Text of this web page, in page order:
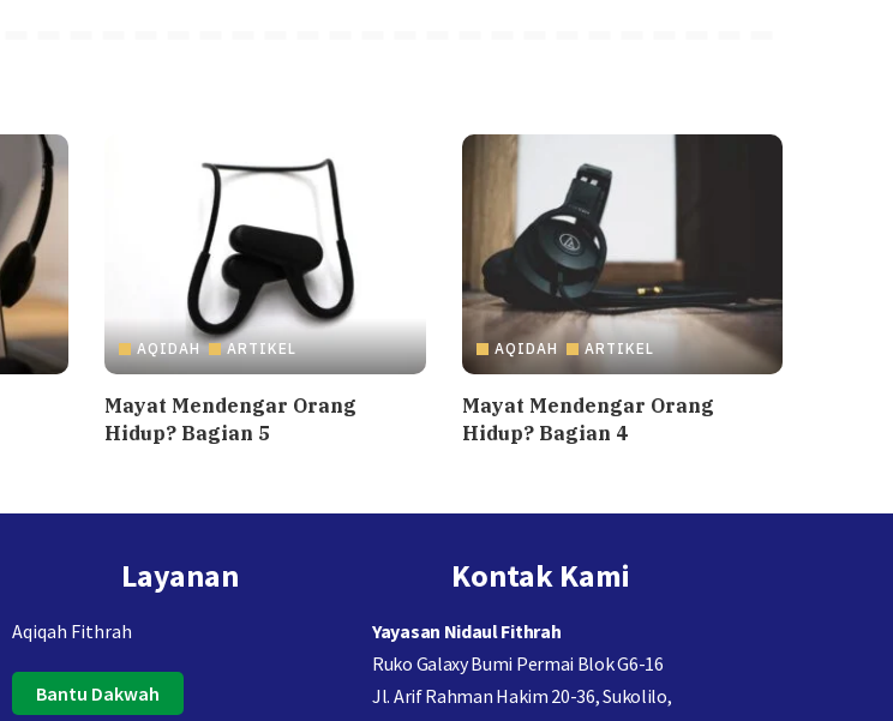
AQIDAH ARTIKEL
Mayat Mendengar Orang
Hidup? Bagian 5
AQIDAH ARTIKEL
Mayat Mendengar Orang
Hidup? Bagian 4
Layanan
Aqiqah Fithrah
Bantu Dakwah
Kontak Kami
Yayasan Nidaul Fithrah
Ruko Galaxy Bumi Permai Blok G6-16
Jl. Arif Rahman Hakim 20-36, Sukolilo,